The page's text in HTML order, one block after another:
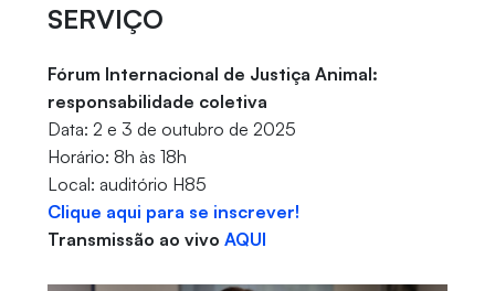
SERVIÇO
Fórum Internacional de Justiça Animal:
responsabilidade coletiva
Data: 2 e 3 de outubro de 2025
Horário: 8h às 18h
Local: auditório H85
Clique aqui para se inscrever!
Transmissão ao vivo AQUI